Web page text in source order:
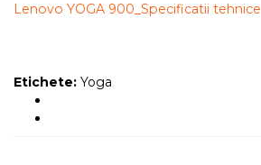
Lenovo YOGA 900_Specificatii tehnice
Etichete: Yoga